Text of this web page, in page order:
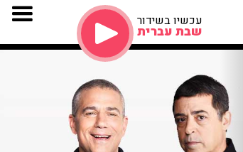
עכשיו בשידור
שבת עברית